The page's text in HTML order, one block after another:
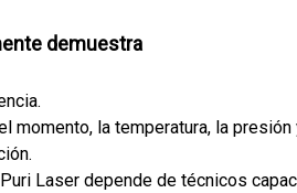
demuestra
la temperatura, la
Laser depende de técnicos